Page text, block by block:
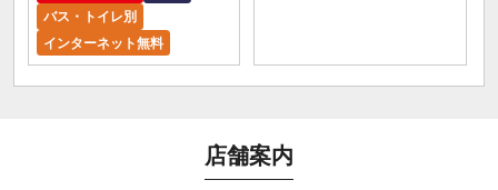
バス・トイレ別
インターネット無料
店舗案内